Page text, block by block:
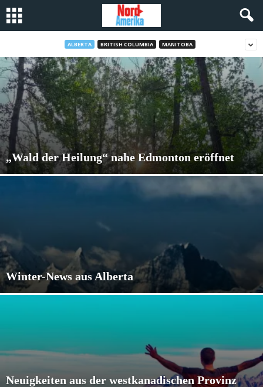
ALBERTA BRITISH COLUMBIA MANITOBA
„Wald der Heilung“ nahe Edmonton eröffnet
Winter-News aus Alberta
Neuigkeiten aus der westkanadischen Provinz